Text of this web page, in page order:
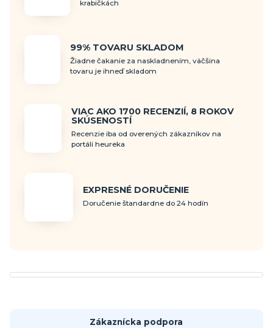
krabičkách
99% TOVARU SKLADOM
Žiadne čakanie za naskladnením, väčšina
tovaru je ihneď skladom
VIAC AKO 1700 RECENZIÍ, 8 ROKOV
SKÚSENOSTÍ
Recenzie iba od overených zákazníkov na
portáli heureka
EXPRESNÉ DORUČENIE
Doručenie štandardne do 24 hodín
Zákaznícka podpora